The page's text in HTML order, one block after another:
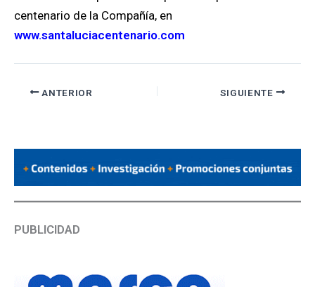
centenario de la Compañía, en
www.santaluciacentenario.com
ANTERIOR SIGUIENTE
PUBLICIDAD